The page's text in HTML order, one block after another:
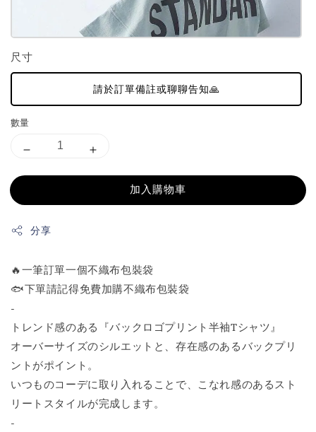
尺寸
請於訂單備註或聊聊告知🙏
數量
加入購物車
分享
🔥一筆訂單一個不織布包裝袋
🐟下單請記得免費加購不織布包裝袋
-
トレンド感のある『バックロゴプリント半袖Tシャツ』
オーバーサイズのシルエットと、存在感のあるバックプリ
ントがポイント。
いつものコーデに取り入れることで、こなれ感のあるスト
リートスタイルが完成します。
-